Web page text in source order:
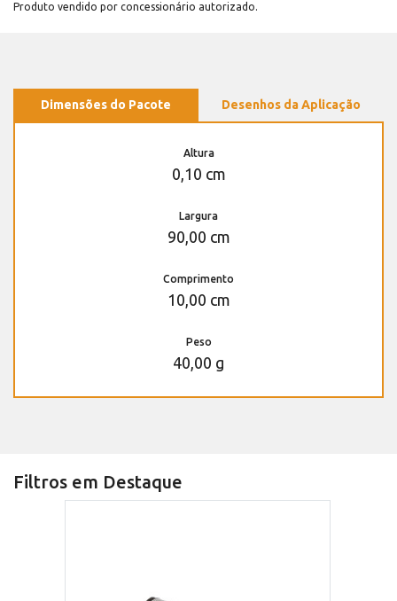
Produto vendido por concessionário autorizado.
Dimensões do Pacote Desenhos da Aplicação
Altura
0,10 cm
Largura
90,00 cm
Comprimento
10,00 cm
Peso
40,00 g
Filtros em Destaque